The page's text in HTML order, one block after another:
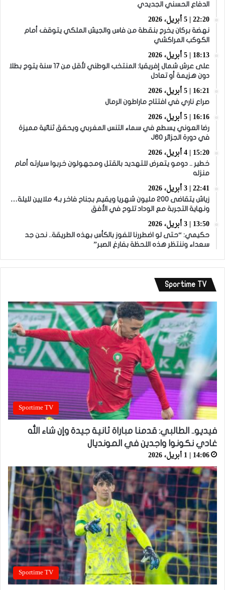
الدفاع الحسني الجديدي
22:20 | 5 أبريل، 2026
نهضة بركان يخرج بنقطة من فاس والجيش الملكي يتوقف أمام
الكوكب المراكشي
18:13 | 5 أبريل، 2026
على عرش شمال إفريقيا: المنتخب الوطني لأقل من 17 سنة يتوج بطلا
دون هزيمة أو تعادل
16:21 | 5 أبريل، 2026
صراع ناري في افتتاح ماراطون الرمال
16:16 | 5 أبريل، 2026
رضا العوني يسطع في سماء التنس المغربي ويحقق ثنائية مميزة
في دورة الجزائر J60
15:20 | 4 أبريل، 2026
خطير .. دومو يتعرض للتهديد بالقتل ومجهولون خربوا سيارته أمام
منزله
22:41 | 3 أبريل، 2026
زياش يتقاضى 200 مليون شهريا ويقيم بجناح فاخر بـ4 ملايين لليلة…
ونهاية التجربة مع الوداد تلوح في الأفق
13:50 | 3 أبريل، 2026
حكيمي: “حتى لو اضطررنا للفوز بالكأس بهذه الطريقة.. نحن جد
سعداء وننتظر هذه اللحظة بفارغ الصبر”
Sportime TV
Sportime TV
فيديو.. الطالبي: قدمنا مباراة ثانية جيدة وإن شاء الله
غادي نكونوا واجدين في المونديال
14:06 | 1 أبريل، 2026
Sportime TV